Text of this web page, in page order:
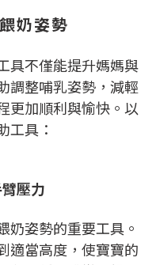
奶姿勢
具不僅能提升媽媽與
調整哺乳姿勢，減輕
更加順利與愉快。以
工具：
壓力
奶姿勢的重要工具。
適當高度，使寶寶的